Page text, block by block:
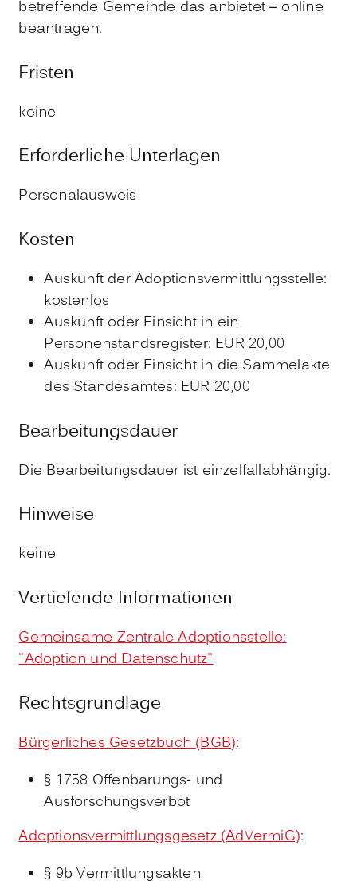
betreffende Gemeinde das anbietet – online
beantragen.
Fristen
keine
Erforderliche Unterlagen
Personalausweis
Kosten
Auskunft der Adoptionsvermittlungsstelle:
kostenlos
Auskunft oder Einsicht in ein
Personenstandsregister: EUR 20,00
Auskunft oder Einsicht in die Sammelakte
des Standesamtes: EUR 20,00
Bearbeitungsdauer
Die Bearbeitungsdauer ist einzelfallabhängig.
Hinweise
keine
Vertiefende Informationen
Gemeinsame Zentrale Adoptionsstelle:
"Adoption und Datenschutz"
Rechtsgrundlage
Bürgerliches Gesetzbuch (BGB):
§ 1758 Offenbarungs- und
Ausforschungsverbot
Adoptionsvermittlungsgesetz (AdVermiG):
§ 9b Vermittlungsakten